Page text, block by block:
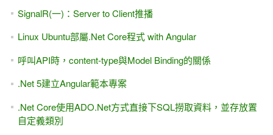
SignalR(一)：Server to Client推播
Linux Ubuntu部屬.Net Core程式 with Angular
呼叫API時，content-type與Model Binding的關係
.Net 5建立Angular範本專案
.Net Core使用ADO.Net方式直接下SQL撈取資料，並存放置
自定義類別